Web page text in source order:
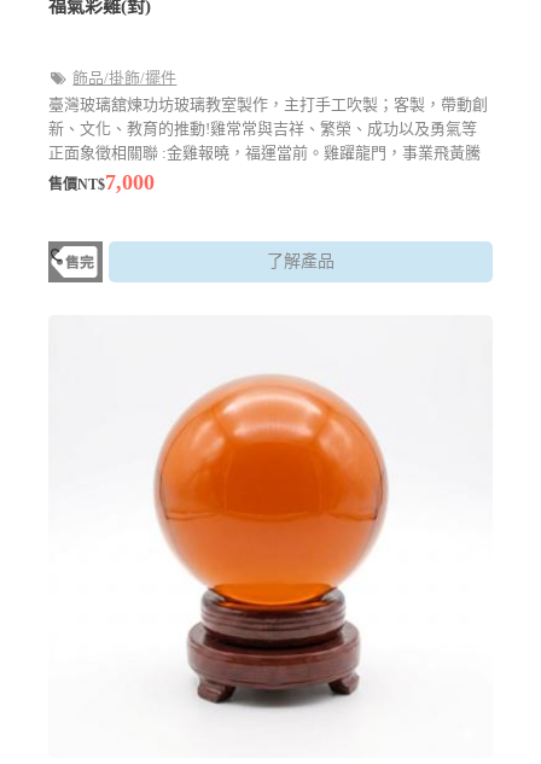
福氣彩雞(對)
飾品/掛飾/擺件
臺灣玻璃舘煉功坊玻璃教室製作，主打手工吹製；客製，帶動創
新、文化、教育的推動!雞常常與吉祥、繁榮、成功以及勇氣等
正面象徵相關聯 :金雞報曉，福運當前。雞躍龍門，事業飛黃騰
達。雄雞一唱，五谷豐登，福運滿門。
售價NT$7,000
了解產品